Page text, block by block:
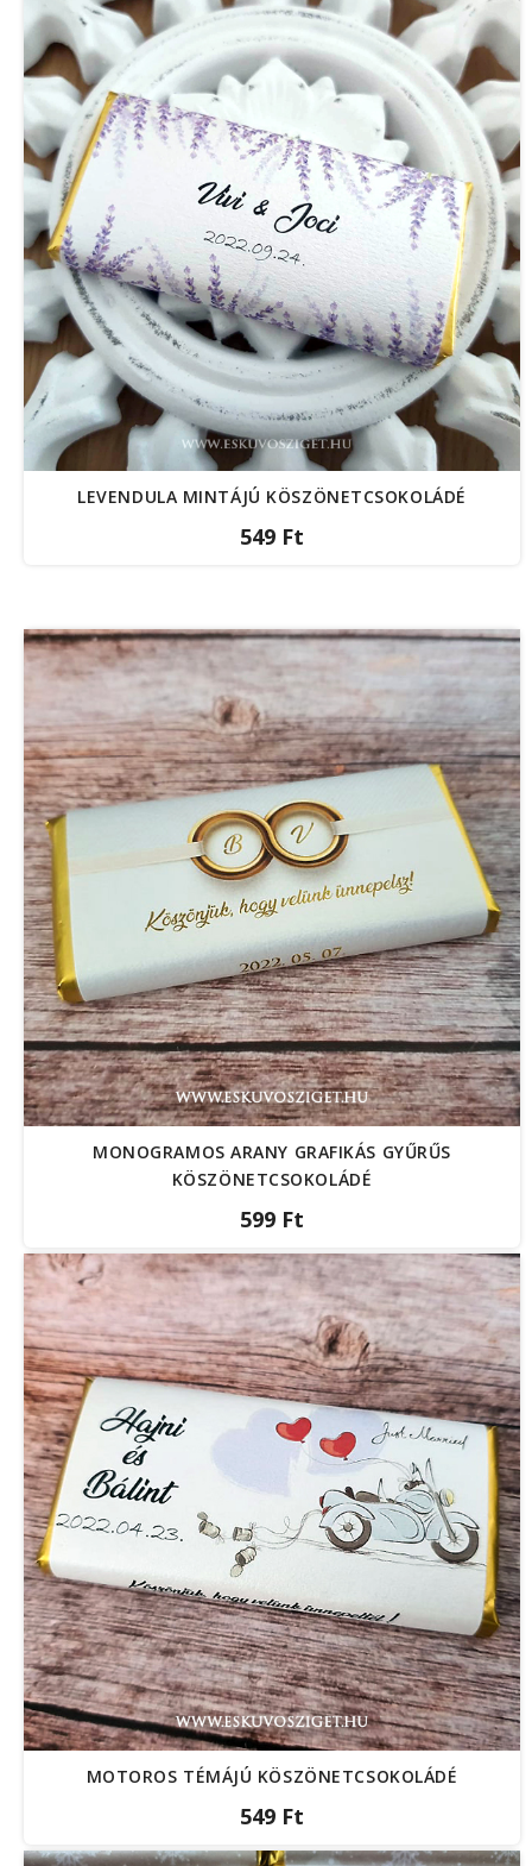
LEVENDULA MINTÁJÚ KÖSZÖNETCSOKOLÁDÉ
549 Ft
MONOGRAMOS ARANY GRAFIKÁS GYŰRŰS
KÖSZÖNETCSOKOLÁDÉ
599 Ft
MOTOROS TÉMÁJÚ KÖSZÖNETCSOKOLÁDÉ
549 Ft